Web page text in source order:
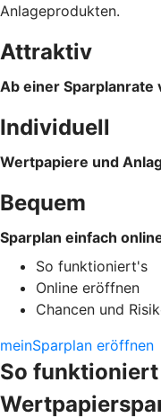
Anlageprodukten.
Attraktiv
Ab einer Sparplanrate
Individuell
Wertpapiere und
Bequem
Sparplan einfach
So funktioniert's
Online eröffnen
Chancen und
meinSparplan eröffnen
So